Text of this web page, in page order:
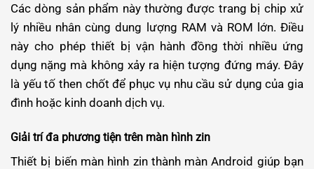
Các dòng sản phẩm này thường được trang bị chip xử
lý nhiều nhân cùng dung lượng RAM và ROM lớn. Điều
này cho phép thiết bị vận hành đồng thời nhiều ứng
dụng nặng mà không xảy ra hiện tượng đứng máy. Đây
là yếu tố then chốt để phục vụ nhu cầu sử dụng của gia
đình hoặc kinh doanh dịch vụ.
Giải trí đa phương tiện trên màn hình zin
Thiết bị biến màn hình zin thành màn Android giúp bạn